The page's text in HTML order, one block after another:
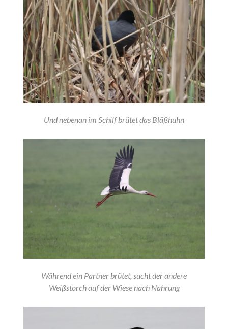
Und nebenan im Schilf brütet das Bläßhuhn
Während ein Partner brütet, sucht der andere
Weißstorch auf der Wiese nach Nahrung